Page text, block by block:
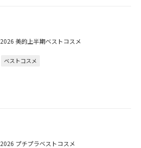
2026 美的上半期ベストコスメ
ベストコスメ
2026 プチプラベストコスメ